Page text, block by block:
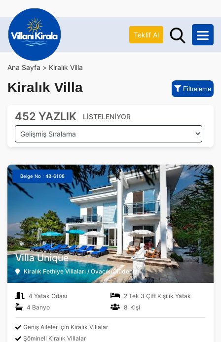
Teklif Al
Ana Sayfa > Kiralık Villa
Kiralık Villa Filtreleme
452 YAZLIK LİSTELENİYOR
Belge No : 48-6108
Villa Unique
Kiralık Fethiye Villaları / Ovacık/Ölüdeniz
4 Yatak Odası
2 Tek 3 Çift Kişilik Yatak
4 Banyo
8 Kişi
Geniş Aileler İçin Kiralık Villalar
Şömineli Kiralık Villalar